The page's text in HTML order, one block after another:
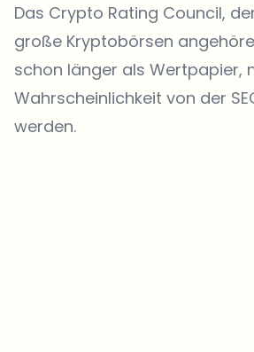
Das Crypto Rating Council,
große Kryptobörsen
schon länger als Wertpapier,
Wahrscheinlichkeit von der
werden.